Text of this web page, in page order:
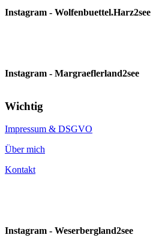
Instagram - Wolfenbuettel.Harz2see
Instagram - Margraeflerland2see
Wichtig
Impressum & DSGVO
Über mich
Kontakt
Instagram - Weserbergland2see